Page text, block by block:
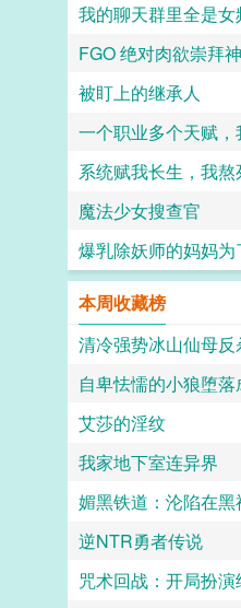
吾家麒麟女
得这是天上
可是等她
始皇帝的梦
子央咋办
央快急死
我的聊天群里全是女
FGO 绝对肉欲崇拜
被盯上的继承人
一个职业多个天赋，
系统赋我长生，我熬
魔法少女搜查官
爆乳除妖师的妈妈
本周收藏榜
艾莎的淫纹
我家地下室连异界
逆NTR勇者传说
咒术回战：开局扮